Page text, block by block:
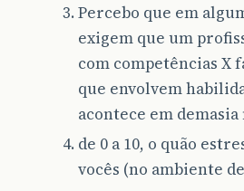
Percebo que em
exigem que um
com competências X
que envolvem
acontece em demasia
de 0 a 10, o quão
vocês (no ambiente